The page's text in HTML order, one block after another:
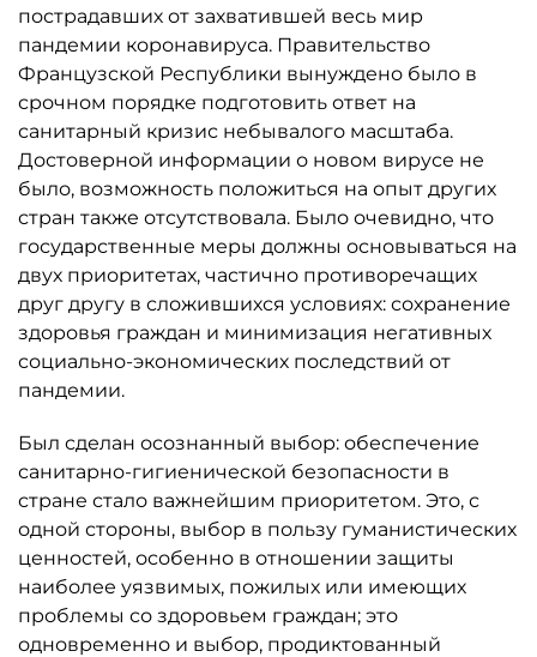
пострадавших от захватившей весь мир
пандемии коронавируса. Правительство
Французской Республики вынуждено было в
срочном порядке подготовить ответ на
санитарный кризис небывалого масштаба.
Достоверной информации о новом вирусе не
было, возможность положиться на опыт других
стран также отсутствовала. Было очевидно, что
государственные меры должны основываться на
двух приоритетах, частично противоречащих
друг другу в сложившихся условиях: сохранение
здоровья граждан и минимизация негативных
социально-экономических последствий от
пандемии.
Был сделан осознанный выбор: обеспечение
санитарно-гигиенической безопасности в
стране стало важнейшим приоритетом. Это, с
одной стороны, выбор в пользу гуманистических
ценностей, особенно в отношении защиты
наиболее уязвимых, пожилых или имеющих
проблемы со здоровьем граждан; это
одновременно и выбор, продиктованный